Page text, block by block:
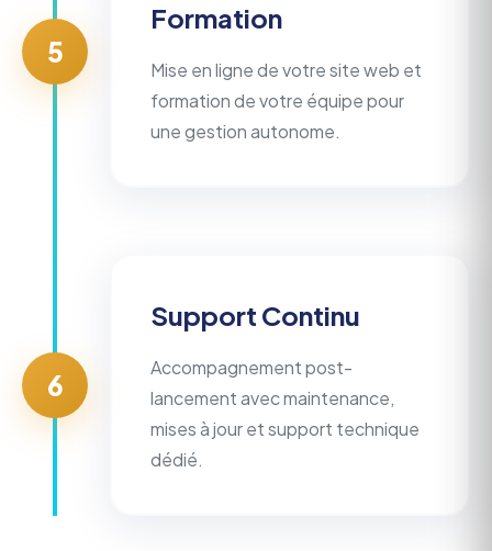
5
Formation
Mise en ligne de votre site web et
formation de votre équipe pour
une gestion autonome.
6
Support Continu
Accompagnement post-
lancement avec maintenance,
mises à jour et support technique
dédié.